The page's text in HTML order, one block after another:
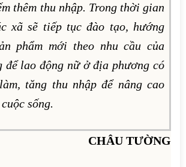
thêm thu nhập. Trong thời gian
xã sẽ tiếp tục đào tạo, hướng
phẩm mới theo nhu cầu của
để lao động nữ ở địa phương có
tăng thu nhập để nâng cao
sống.
CHÂU TƯỜNG